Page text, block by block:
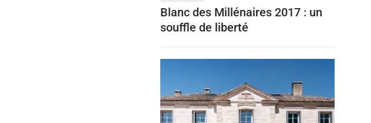
Blanc des Millénaires 2017 : un
souffle de liberté